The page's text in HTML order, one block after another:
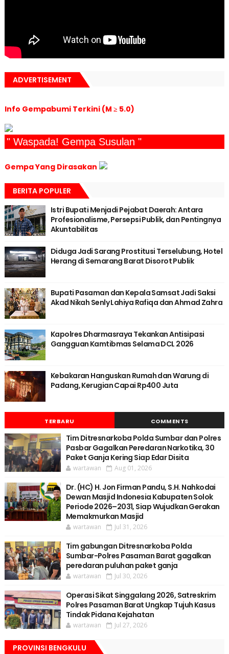
ADVERTISEMENT
Info Gempabumi Terkini (M ≥ 5.0)
" Waspada! Gempa Susulan "
Gempa Yang Dirasakan
BERITA POPULER
Istri Bupati Menjadi Pejabat Daerah: Antara
Profesionalisme, Persepsi Publik, dan Pentingnya
Akuntabilitas
Diduga Jadi Sarang Prostitusi Terselubung, Hotel
Herang di Semarang Barat Disorot Publik
Bupati Pasaman dan Kepala Samsat Jadi Saksi
Akad Nikah Senly Lahiya Rafiqa dan Ahmad Zahra
Kapolres Dharmasraya Tekankan Antisipasi
Gangguan Kamtibmas Selama DCL 2026
Kebakaran Hanguskan Rumah dan Warung di
Padang, Kerugian Capai Rp400 Juta
TERBARU COMMENTS
Tim Ditresnarkoba Polda Sumbar dan Polres
Pasbar Gagalkan Peredaran Narkotika, 30
Paket Ganja Kering Siap Edar Disita
wartawan Aug 01, 2026
Dr. (HC) H. Jon Firman Pandu, S.H. Nahkodai
Dewan Masjid Indonesia Kabupaten Solok
Periode 2026–2031, Siap Wujudkan Gerakan
Memakmurkan Masjid
wartawan Jul 31, 2026
Tim gabungan Ditresnarkoba Polda
Sumbar-Polres Pasaman Barat gagalkan
peredaran puluhan paket ganja
wartawan Jul 30, 2026
Operasi Sikat Singgalang 2026, Satreskrim
Polres Pasaman Barat Ungkap Tujuh Kasus
Tindak Pidana Kejahatan
wartawan Jul 27, 2026
PROVINSI BENGKULU